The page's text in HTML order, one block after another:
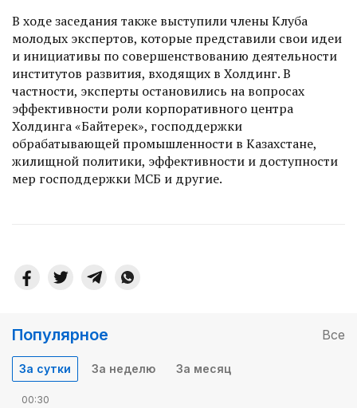
В ходе заседания также выступили члены Клуба
молодых экспертов, которые представили свои идеи
и инициативы по совершенствованию деятельности
институтов развития, входящих в Холдинг. В
частности, эксперты остановились на вопросах
эффективности роли корпоративного центра
Холдинга «Байтерек», господдержки
обрабатывающей промышленности в Казахстане,
жилищной политики, эффективности и доступности
мер господдержки МСБ и другие.
Популярное Все
За сутки За неделю За месяц
00:30